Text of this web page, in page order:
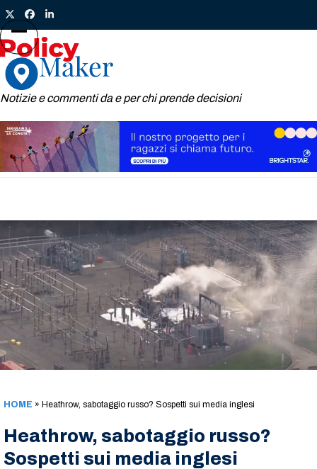
Skip
to
content
TwitterFacebook
LinkedIn
Notizie e commenti da e per chi prende decisioni
Open
mobile
menu
Close
mobile
menu
HOME » Heathrow, sabotaggio russo? Sospetti sui media inglesi
Heathrow, sabotaggio russo?
Sospetti sui media inglesi